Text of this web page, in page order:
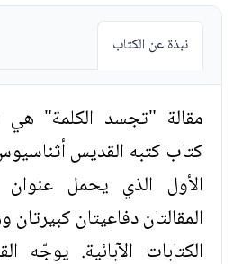
نبذة عن الكتاب
مقالة "تجسد الكلمة" هي
كتاب كتبه القديس
الأول الذي يحمل
المقالتان دفاعيتان
الكتابات الآبائية. يوجّه